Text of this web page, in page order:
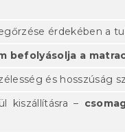
érdekében a
befolyásolja a
és hosszúság
kiszállításra –